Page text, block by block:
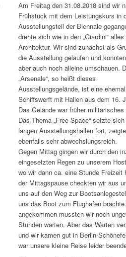
Am Freitag den 31.08.2018 sind wir
Frühstück mit dem Leistungskurs in
Ausstellungsteil der Biennale
drehte sich wie in den „Giardini“ alles
Architektur. Wir sind zunächst als
die Ausstellung gelaufen und
aber auch noch alleine umschauen.
„Arsenale“, so heißt dieses
Ausstellungsgelände, ist eine
Schiffswerft mit Hallen aus dem 16.
Das Gelände war früher militärisches
Das Thema „Free Space“ setzte
langen Ausstellungshallen fort,
ebenfalls sehr abwechslungsreich.
Gegen Mittag gingen wir durch den
eingesetzten Regen zu unserem
wo wir dann ca. eine Stunde Freizeit
der Mittagspause checkten wir aus
uns auf den Weg zur
uns das Boot zum Flughafen
angekommen mussten wir noch
Stunden warten. Aber das Warten
und wir kamen gut in Berlin-
war unsere kleine Reise leider